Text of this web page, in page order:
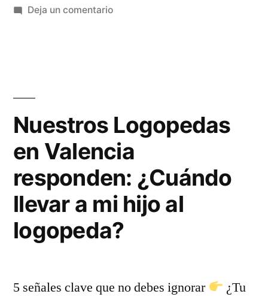
Deja un comentario
Nuestros Logopedas
en Valencia
responden: ¿Cuándo
llevar a mi hijo al
logopeda?
5 señales clave que no debes ignorar
¿Tu